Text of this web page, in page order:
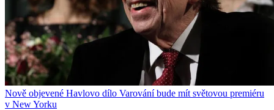
Nově objevené Havlovo dílo Varování bude mít světovou premiéru
v New Yorku